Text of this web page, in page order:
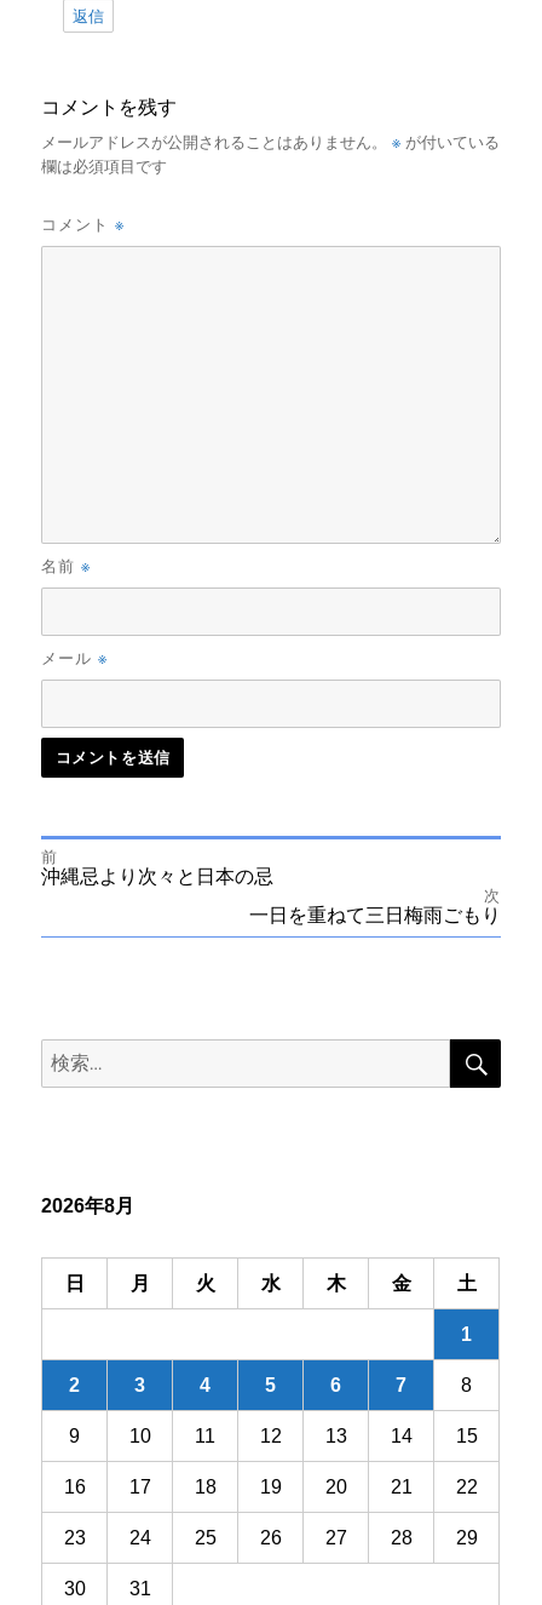
返信
コメントを残す
メールアドレスが公開されることはありません。 ※ が付いている
欄は必須項目です
コメント※
名前※
メール※
投
ゲ
ン
前
前
の
沖縄忌より次々と日本の忌
次
一日を重ねて三日梅雨ごもり
検
索:
検
2026年8月
日 月 火 水 木 金 土
1
2 3 4 5 6 7 8
9 10 11 12 13 14 15
16 17 18 19 20 21 22
23 24 25 26 27 28 29
30 31